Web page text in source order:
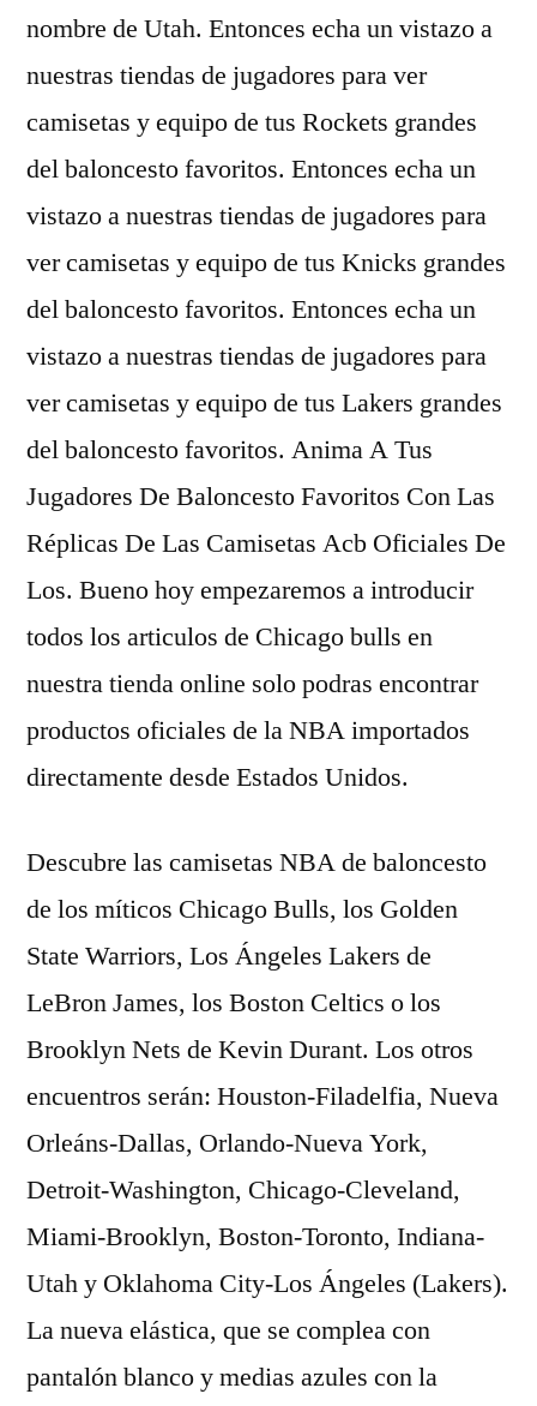
nombre de Utah. Entonces echa un vistazo a
nuestras tiendas de jugadores para ver
camisetas y equipo de tus Rockets grandes
del baloncesto favoritos. Entonces echa un
vistazo a nuestras tiendas de jugadores para
ver camisetas y equipo de tus Knicks grandes
del baloncesto favoritos. Entonces echa un
vistazo a nuestras tiendas de jugadores para
ver camisetas y equipo de tus Lakers grandes
del baloncesto favoritos. Anima A Tus
Jugadores De Baloncesto Favoritos Con Las
Réplicas De Las Camisetas Acb Oficiales De
Los. Bueno hoy empezaremos a introducir
todos los articulos de Chicago bulls en
nuestra tienda online solo podras encontrar
productos oficiales de la NBA importados
directamente desde Estados Unidos.
Descubre las camisetas NBA de baloncesto
de los míticos Chicago Bulls, los Golden
State Warriors, Los Ángeles Lakers de
LeBron James, los Boston Celtics o los
Brooklyn Nets de Kevin Durant. Los otros
encuentros serán: Houston-Filadelfia, Nueva
Orleáns-Dallas, Orlando-Nueva York,
Detroit-Washington, Chicago-Cleveland,
Miami-Brooklyn, Boston-Toronto, Indiana-
Utah y Oklahoma City-Los Ángeles (Lakers).
La nueva elástica, que se complea con
pantalón blanco y medias azules con la